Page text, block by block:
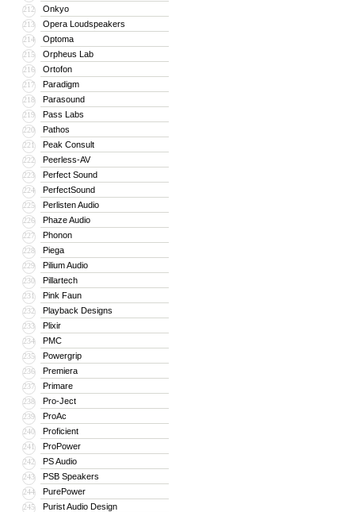
212 Onkyo
213 Opera Loudspeakers
214 Optoma
215 Orpheus Lab
216 Ortofon
217 Paradigm
218 Parasound
219 Pass Labs
220 Pathos
221 Peak Consult
222 Peerless-AV
223 Perfect Sound
224 PerfectSound
225 Perlisten Audio
226 Phaze Audio
227 Phonon
228 Piega
229 Pilium Audio
230 Pillartech
231 Pink Faun
232 Playback Designs
233 Plixir
234 PMC
235 Powergrip
236 Premiera
237 Primare
238 Pro-Ject
239 ProAc
240 Proficient
241 ProPower
242 PS Audio
243 PSB Speakers
244 PurePower
245 Purist Audio Design